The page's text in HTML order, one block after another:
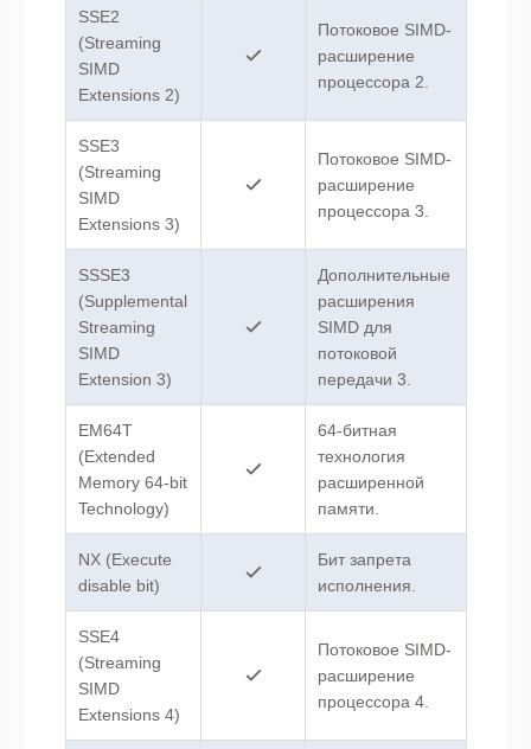
SSE2
(Streaming
SIMD
Extensions 2)
Потоковое SIMD-
расширение
процессора 2.
SSE3
(Streaming
SIMD
Extensions 3)
Потоковое SIMD-
расширение
процессора 3.
SSSE3
(Supplemental
Streaming
SIMD
Extension 3)
Дополнительные
расширения
SIMD для
потоковой
передачи 3.
EM64T
(Extended
Memory 64-bit
Technology)
64-битная
технология
расширенной
памяти.
NX (Execute
disable bit)
Бит запрета
исполнения.
SSE4
(Streaming
SIMD
Extensions 4)
Потоковое SIMD-
расширение
процессора 4.